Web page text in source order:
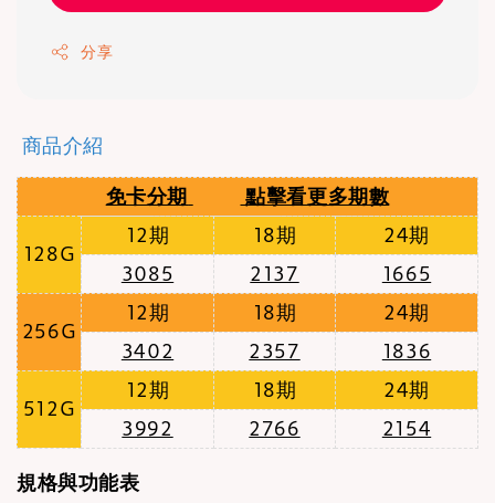
分享
商品介紹
免卡分期
點擊看更多期數
128G
12期 18期
24期
3085
2137 1665
256G
12期 18期
24期
3402
2357 1836
512G
12期 18期
24期
3992
2766 2154
規格與功能表